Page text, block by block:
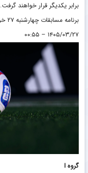
برابر یکدیگر قرار خواهند گرفت.
برنامه مسابقات چهارشنبه ۲۷ خردادماه به شرح زیر است:
۱۴۰۵/۰۳/۲۷ – ۰۰:۵۵
گروه I